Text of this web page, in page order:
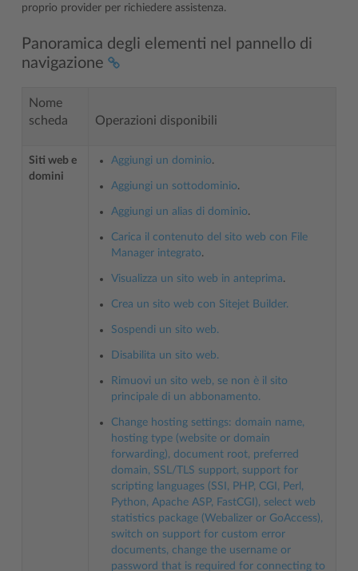
proprio provider per richiedere assistenza.
Panoramica degli elementi nel pannello di
navigazione
Nome
scheda
Operazioni disponibili
Siti web e
domini
Aggiungi un dominio.
Aggiungi un sottodominio.
Aggiungi un alias di dominio.
Carica il contenuto del sito web con File
Manager integrato.
Visualizza un sito web in anteprima.
Crea un sito web con Sitejet Builder.
Sospendi un sito web.
Disabilita un sito web.
Rimuovi un sito web, se non è il sito
principale di un abbonamento.
Change hosting settings: domain name,
hosting type (website or domain
forwarding), document root, preferred
domain, SSL/TLS support, support for
scripting languages (SSI, PHP, CGI, Perl,
Python, Apache ASP, FastCGI), select web
statistics package (Webalizer or GoAccess),
switch on support for custom error
documents, change the username or
password that is required for connecting to